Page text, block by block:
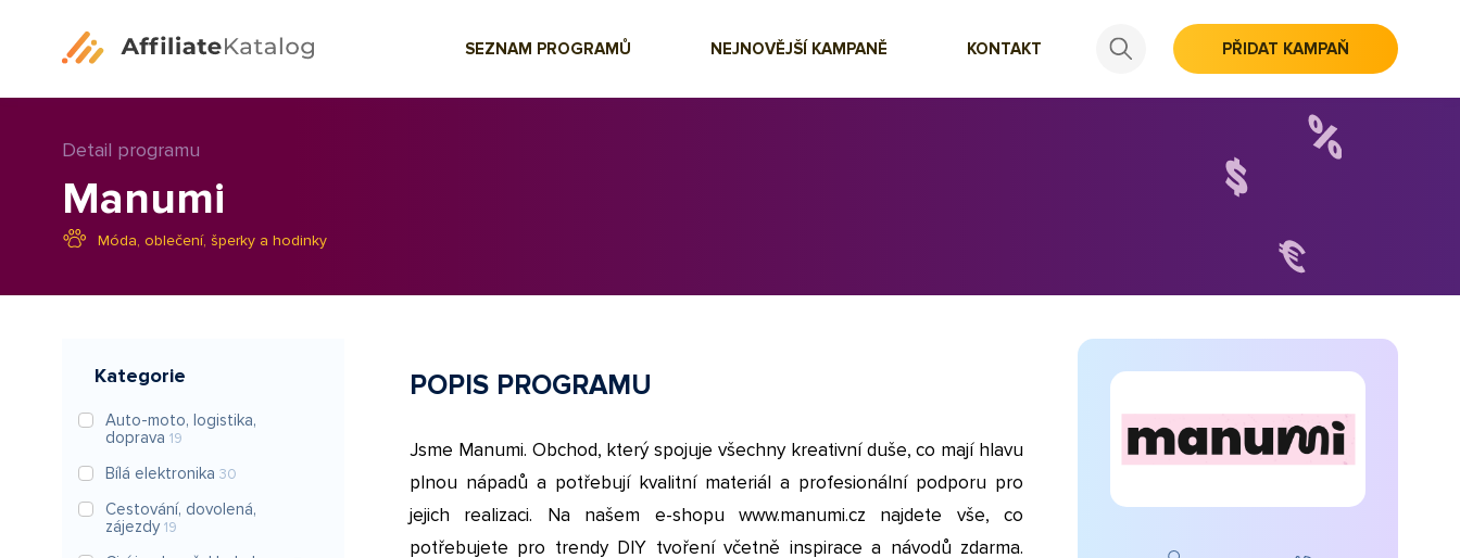
SEZNAM PROGRAMŮ NEJNOVĚJŠÍ KAMPANĚ KONTAKT PŘIDAT KAMPAŇ
Detail programu
Manumi
Móda, oblečení, šperky a hodinky
Kategorie
Auto-moto, logistika,
doprava 19
Bílá elektronika 30
Cestování, dovolená,
zájezdy 19
POPIS PROGRAMU
Jsme Manumi. Obchod, který spojuje všechny kreativní duše, co mají hlavu
plnou nápadů a potřebují kvalitní materiál a profesionální podporu pro
jejich realizaci. Na našem e-shopu www.manumi.cz najdete vše, co
potřebujete pro trendy DIY tvoření včetně inspirace a návodů zdarma.